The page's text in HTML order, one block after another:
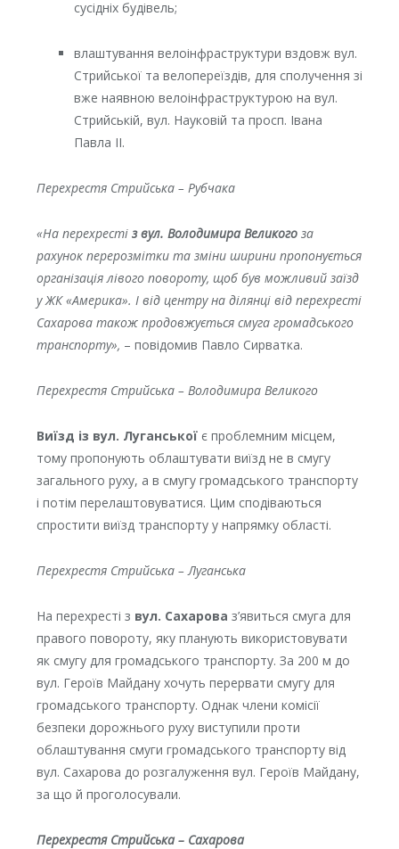
сусідніх будівель;
влаштування велоінфраструктури вздовж вул.
Стрийської та велопереїздів, для сполучення зі
вже наявною велоінфраструктурою на вул.
Стрийській, вул. Науковій та просп. Івана
Павла ІІ.
Перехрестя Стрийська – Рубчака
«На перехресті з вул. Володимира Великогоза
рахунок перерозмітки та зміни ширини пропонується
організація лівого повороту, щоб був можливий заїзд
у ЖК «Америка». І від центру на ділянці від перехресті
Сахарова також продовжується смуга громадського
транспорту», – повідомив Павло Сирватка.
Перехрестя Стрийська – Володимира Великого
Виїзд із вул. Луганськоїє проблемним місцем,
тому пропонують облаштувати виїзд не в смугу
загального руху, а в смугу громадського транспорту
і потім перелаштовуватися. Цим сподіваються
спростити виїзд транспорту у напрямку області.
Перехрестя Стрийська – Луганська
На перехресті з вул. Сахарова з’явиться смуга для
правого повороту, яку планують використовувати
як смугу для громадського транспорту. За 200 м до
вул. Героїв Майдану хочуть перервати смугу для
громадського транспорту. Однак члени комісії
безпеки дорожнього руху виступили проти
облаштування смуги громадського транспорту від
вул. Сахарова до розгалуження вул. Героїв Майдану,
за що й проголосували.
Перехрестя Стрийська – Сахарова